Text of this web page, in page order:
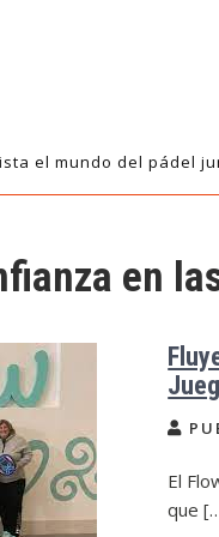
el mundo del pádel
en
El
que